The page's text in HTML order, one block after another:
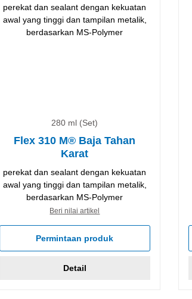
280 ml (Set)
Flex 310 M® Baja Tahan
Karat
perekat dan sealant dengan kekuatan
awal yang tinggi dan tampilan metalik,
berdasarkan MS-Polymer
Beri nilai artikel
Permintaan produk
Detail